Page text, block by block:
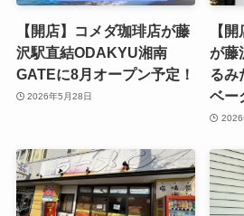
【開店】コメダ珈琲店が藤
沢駅直結ODAKYU湘南
GATEに8月オープン予定！
2026年5月28日
【
が藤
るみ
ベー
2026